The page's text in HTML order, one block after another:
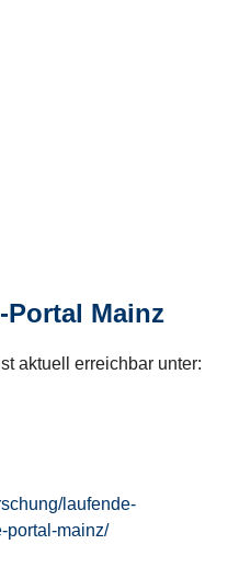
Portal Mainz
aktuell erreichbar unter:
laufende-
portal-mainz/